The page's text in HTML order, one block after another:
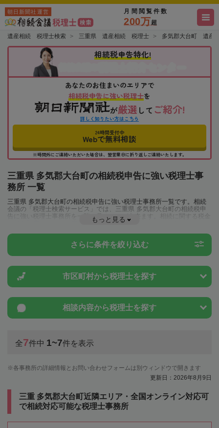
朝日新聞社運営 月間閲覧件数
200万超
遺産相続 税理士検索 三重県 遺産相続 税理士 多気郡大台町 遺産
相続税申告特化!
あなたのお住まいのエリアで
相続税申告に強い税理士を
が厳選 して ご紹介!
詳しく知りたい方はこちら
24時間受付中
Webで無料相談
※時間外にご連絡いただいた場合は、翌営業日に折り返しご連絡いたします。
三重県 多気郡大台町の相続税申告に強い税理士事
務所 一覧
三重県 多気郡大台町の相続税申告に強い税理士事務所一覧です。相続
会議の「税理士検索サービス」では、三重県 多気郡大台町の相続税申
告に強い税理士事務所を一覧で見ることが出来ます。相続に関する税金
や特例制度のことは一度近隣の税理士に相談してみましょう。
もっと見る
さらに条件を絞り込む
市区町村から税理士を探す
相談内容から税理士を探す
全7件中 1~7件を表示
各事務所の詳細情報とお問い合わせフォームは別ウィンドウで開きます
更新日：2026年8月9日
三重 多気郡大台町近隣エリア・全国オンライン対応可
で相続対応可能な税理士事務所